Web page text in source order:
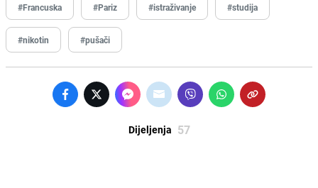
#Francuska #Pariz #istraživanje #studija
#nikotin #pušači
Dijeljenja 57